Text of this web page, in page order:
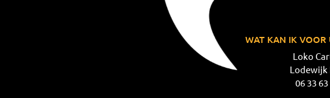
WAT KAN IK VOOR
Loko
Lodewijk
06 33